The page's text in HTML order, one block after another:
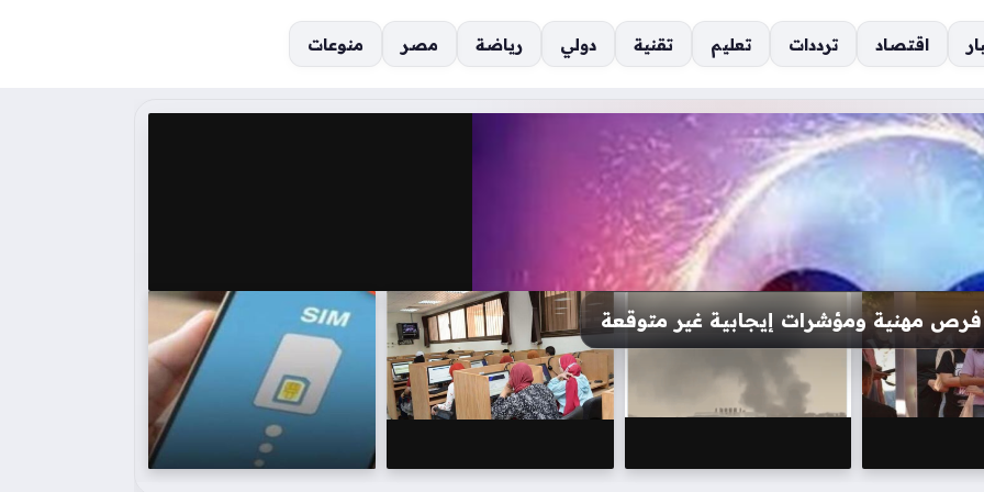
اقتصاد ترددات تعليم تقنية دولي رياضة مصر منوعات
قد تغير مسار يومك بالكامل